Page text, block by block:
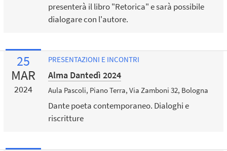
presenterà il libro "Retorica" e sarà possibile
dialogare con l'autore.
25
MAR
2024
PRESENTAZIONI E INCONTRI
Alma Dantedì 2024
Aula Pascoli, Piano Terra, Via Zamboni 32, Bologna
Dante poeta contemporaneo. Dialoghi e
riscritture